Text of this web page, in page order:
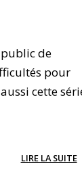
de
pour
cette
LIRE LA SUITE